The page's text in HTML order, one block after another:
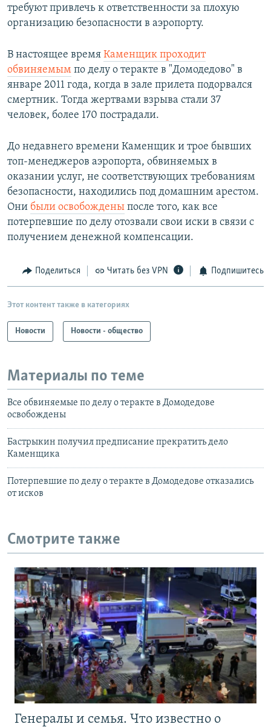
требуют привлечь к ответственности за плохую
организацию безопасности в аэропорту.
В настоящее время Каменщик проходит
обвиняемым по делу о теракте в "Домодедово" в
январе 2011 года, когда в зале прилета подорвался
смертник. Тогда жертвами взрыва стали 37
человек, более 170 пострадали.
До недавнего времени Каменщик и трое бывших
топ-менеджеров аэропорта, обвиняемых в
оказании услуг, не соответствующих требованиям
безопасности, находились под домашним арестом.
Они были освобождены после того, как все
потерпевшие по делу отозвали свои иски в связи с
получением денежной компенсации.
Поделиться Читать без VPN Подпишитесь
Этот контент также в категориях
Новости Новости - общество
Материалы по теме
Все обвиняемые по делу о теракте в Домодедове
освобождены
Бастрыкин получил предписание прекратить дело
Каменщика
Потерпевшие по делу о теракте в Домодедове отказались
от исков
Смотрите также
Генералы и семья. Что известно о